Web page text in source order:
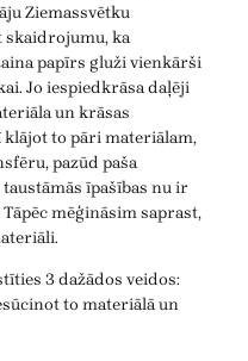
Ziemassvētku
skaidrojumu, ka
papīrs gluži vienkārši
Jo iespiedkrāsa daļēji
un krāsas
klājot to pāri materiālam,
pazūd paša
īpašības nu ir
mēģināsim saprast,
3 dažādos veidos:
to materiālā un